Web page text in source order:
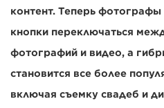
контент. Теперь
кнопки переключаться
фотографий и видео, а
становится все более
включая съемку свадеб и